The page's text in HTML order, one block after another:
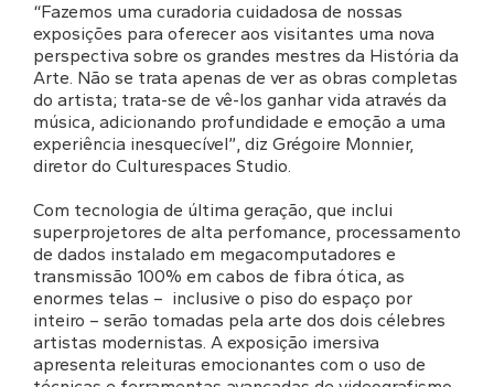
“Fazemos uma curadoria cuidadosa de nossas
exposições para oferecer aos visitantes uma nova
perspectiva sobre os grandes mestres da História da
Arte. Não se trata apenas de ver as obras completas
do artista; trata-se de vê-los ganhar vida através da
música, adicionando profundidade e emoção a uma
experiência inesquecível”, diz Grégoire Monnier,
diretor do Culturespaces Studio.
Com tecnologia de última geração, que inclui
superprojetores de alta perfomance, processamento
de dados instalado em megacomputadores e
transmissão 100% em cabos de fibra ótica, as
enormes telas – inclusive o piso do espaço por
inteiro – serão tomadas pela arte dos dois célebres
artistas modernistas. A exposição imersiva
apresenta releituras emocionantes com o uso de